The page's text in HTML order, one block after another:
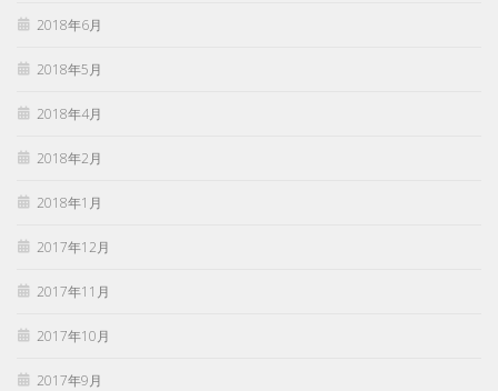
2018年6月
2018年5月
2018年4月
2018年2月
2018年1月
2017年12月
2017年11月
2017年10月
2017年9月